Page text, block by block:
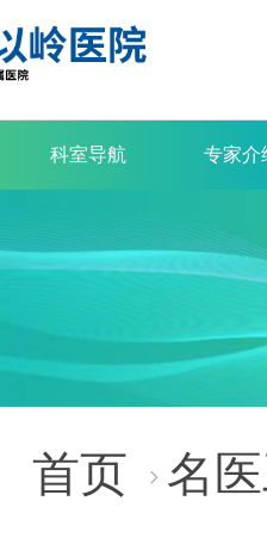
科室导航 专家介
首页  名